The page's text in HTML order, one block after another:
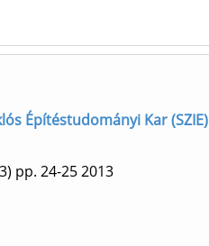
Építéstudományi Kar (SZIE)
pp. 24-252013